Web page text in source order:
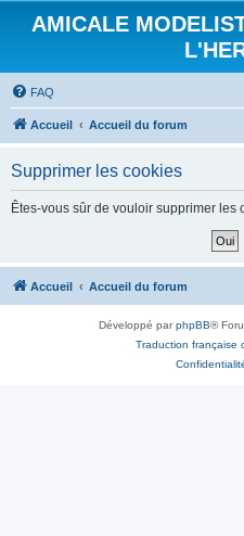
AMICALE
FAQ
Accueil Accueil du forum
Supprimer les cookies
Êtes-vous sûr de vouloir supprimer les
Accueil Accueil du forum
Développé parphpBB®
Traduction française